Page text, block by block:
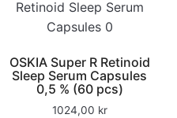
OSKIA Super R Retinoid
Sleep Serum Capsules
0,5 % (60 pcs)
1024,00 kr